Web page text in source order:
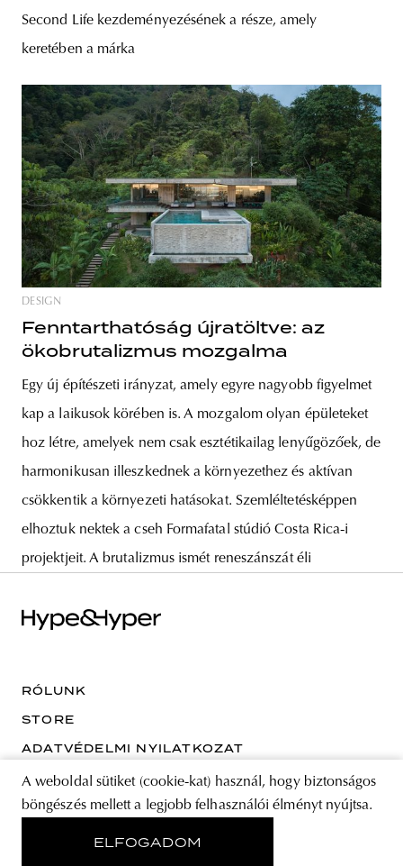
Second Life kezdeményezésének a része, amely
keretében a márka
DESIGN
Fenntarthatóság újratöltve: az
ökobrutalizmus mozgalma
Egy új építészeti irányzat, amely egyre nagyobb figyelmet
kap a laikusok körében is. A mozgalom olyan épületeket
hoz létre, amelyek nem csak esztétikailag lenyűgözőek, de
harmonikusan illeszkednek a környezethez és aktívan
csökkentik a környezeti hatásokat. Szemléltetésképpen
elhoztuk nektek a cseh Formafatal stúdió Costa Rica-i
projektjeit. A brutalizmus ismét reneszánszát éli
A weboldal sütiket (cookie-kat) használ, hogy biztonságos
böngészés mellett a legjobb felhasználói élményt nyújtsa.
ELFOGADOM
RÓLUNK
STORE
ADATVÉDELMI NYILATKOZAT
KÖVESS MINKET